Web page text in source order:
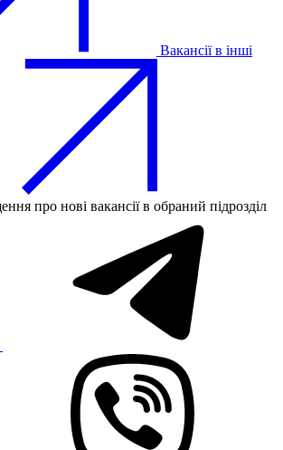
Вакансії в інші
про нові вакансії в обраний підрозділ